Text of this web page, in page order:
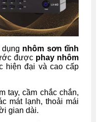
nhôm sơn tĩnh
được phay nhôm
hiện đại và cao cấp
tay, cầm chắc chắn,
mát lạnh, thoải mái
gian dài.